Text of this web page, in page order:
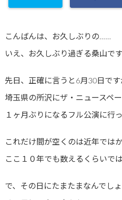
こんばんは、お久しぶりの……
いえ、お久しぶり過ぎる桑山です
先日、正確に言うと6月30日です
埼玉県の所沢にザ・ニュースペ
１ヶ月ぶりになるフル公演に行
これだけ間が空くのは近年では
ここ１０年でも数えるくらいで
で、その日にたまたまなんでしょ